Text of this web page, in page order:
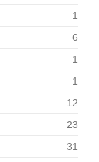
1
6
1
1
12
23
31